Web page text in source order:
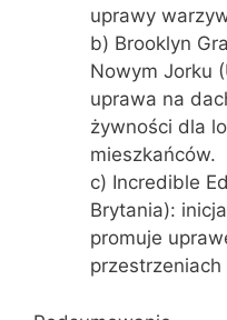
uprawy
b) Brooklyn
Nowym Jorku
uprawa na
żywności dla
mieszkańców.
c) Incredible
Brytania):
promuje